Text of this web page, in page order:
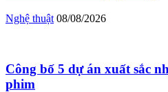
Nghệ thuật 08/08/2026
Công bố 5 dự án xuất sắc
phim